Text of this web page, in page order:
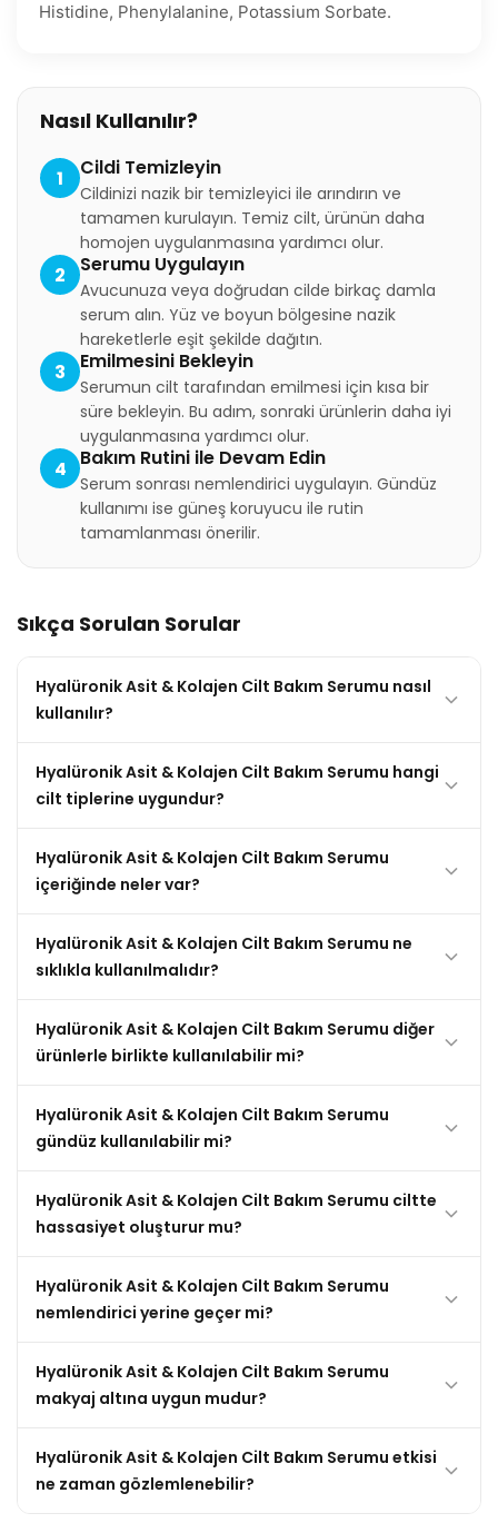
Histidine, Phenylalanine, Potassium Sorbate.
Nasıl Kullanılır?
1 Cildi Temizleyin
Cildinizi nazik bir temizleyici ile arındırın ve
tamamen kurulayın. Temiz cilt, ürünün daha
homojen uygulanmasına yardımcı olur.
2 Serumu Uygulayın
Avucunuza veya doğrudan cilde birkaç damla
serum alın. Yüz ve boyun bölgesine nazik
hareketlerle eşit şekilde dağıtın.
3 Emilmesini Bekleyin
Serumun cilt tarafından emilmesi için kısa bir
süre bekleyin. Bu adım, sonraki ürünlerin daha iyi
uygulanmasına yardımcı olur.
4 Bakım Rutini ile Devam Edin
Serum sonrası nemlendirici uygulayın. Gündüz
kullanımı ise güneş koruyucu ile rutin
tamamlanması önerilir.
Sıkça Sorulan Sorular
Hyalüronik Asit & Kolajen Cilt Bakım Serumu nasıl
kullanılır?
Hyalüronik Asit & Kolajen Cilt Bakım Serumu hangi
cilt tiplerine uygundur?
Hyalüronik Asit & Kolajen Cilt Bakım Serumu
içeriğinde neler var?
Hyalüronik Asit & Kolajen Cilt Bakım Serumu ne
sıklıkla kullanılmalıdır?
Hyalüronik Asit & Kolajen Cilt Bakım Serumu diğer
ürünlerle birlikte kullanılabilir mi?
Hyalüronik Asit & Kolajen Cilt Bakım Serumu
gündüz kullanılabilir mi?
Hyalüronik Asit & Kolajen Cilt Bakım Serumu ciltte
hassasiyet oluşturur mu?
Hyalüronik Asit & Kolajen Cilt Bakım Serumu
nemlendirici yerine geçer mi?
Hyalüronik Asit & Kolajen Cilt Bakım Serumu
makyaj altına uygun mudur?
Hyalüronik Asit & Kolajen Cilt Bakım Serumu etkisi
ne zaman gözlemlenebilir?